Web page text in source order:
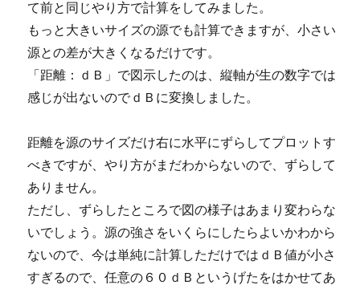
て前と同じやり方で計算をしてみました。
もっと大きいサイズの源でも計算できますが、小さい
源との差が大きくなるだけです。
「距離：ｄＢ」で図示したのは、縦軸が生の数字では
感じが出ないのでｄＢに変換しました。
距離を源のサイズだけ右に水平にずらしてプロットす
べきですが、やり方がまだわからないので、ずらして
ありません。
ただし、ずらしたところで図の様子はあまり変わらな
いでしょう。源の強さをいくらにしたらよいかわから
ないので、今は単純に計算しただけではｄＢ値が小さ
すぎるので、任意の６０ｄＢというげたをはかせてあ